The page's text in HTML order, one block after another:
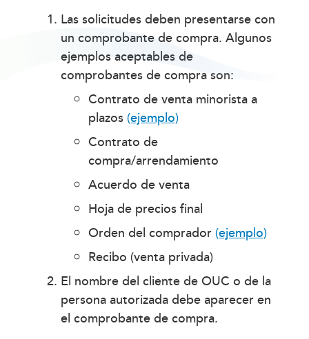
Las solicitudes deben presentarse con
un comprobante de compra. Algunos
ejemplos aceptables de
comprobantes de compra son:
Contrato de venta minorista a
plazos(ejemplo)
Contrato de
compra/arrendamiento
Acuerdo de venta
Hoja de precios final
Orden del comprador(ejemplo)
Recibo (venta privada)
El nombre del cliente de OUC o de la
persona autorizada debe aparecer en
el comprobante de compra.